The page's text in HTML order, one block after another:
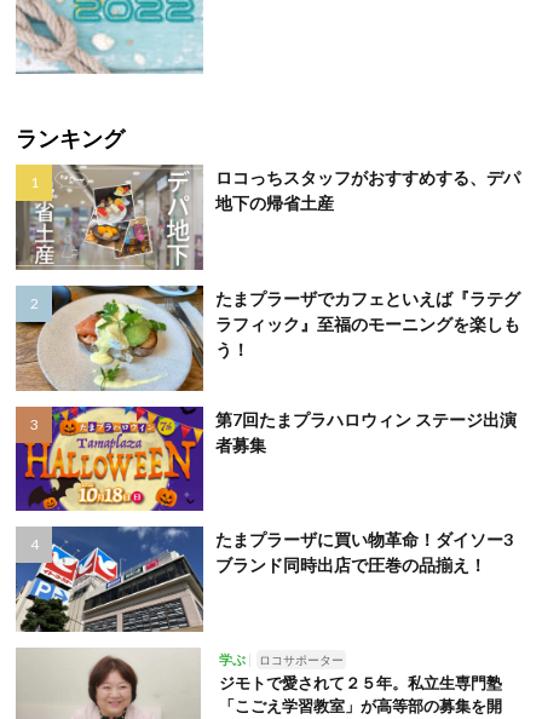
ランキング
ロコっちスタッフがおすすめする、デパ
地下の帰省土産
たまプラーザでカフェといえば『ラテグ
ラフィック』至福のモーニングを楽しも
う！
第7回たまプラハロウィン ステージ出演
者募集
たまプラーザに買い物革命！ダイソー3
ブランド同時出店で圧巻の品揃え！
学ぶ ロコサポーター
ジモトで愛されて２５年。私立生専門塾
「こごえ学習教室」が高等部の募集を開